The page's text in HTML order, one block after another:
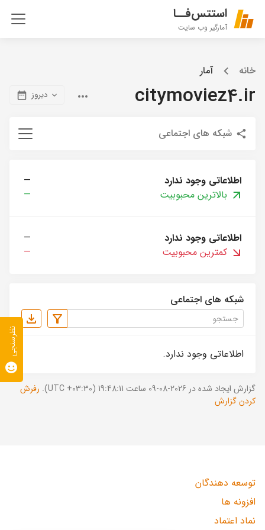
استتس‌فــا
آمارگیر وب سایت
خانه آمار
citymoviez4.ir دیروز
شبکه های اجتماعی
اطلاعاتی وجود ندارد
—
بالاترین محبوبیت
—
اطلاعاتی وجود ندارد
—
کمترین محبوبیت
—
شبکه های اجتماعی
اطلاعاتی وجود ندارد.
گزارش ایجاد شده در 2026-08-09 ساعت 19:48:11 (UTC +03:30).
رفرش
کردن گزارش
توسعه دهندگان
افزونه ها
نماد اعتماد
نظرسنجی